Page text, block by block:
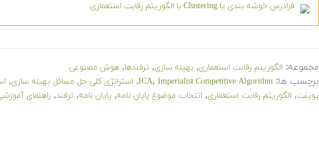
فرادرس خوشه بندی یا Clustering با الگوریتم رقابت استعماری
مجموعه: الگوریتم رقابت استعماری, بهینه سازی, ترفندها, هوش مصنوعی
برچسب ها: ICA, Imperialist Competitive Algorithm
, استراتژی کلی حل مسائل بهینه سازی,
پوینت, الگوریتم رقابت استعماری, انتخاب موضوع پایان نامه, پایان نامه, ترفند, راهنمای